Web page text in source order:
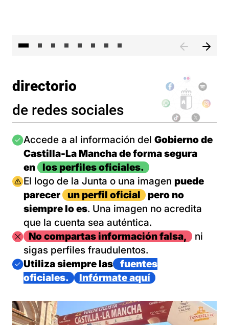
directorio
de redes sociales
Imagen
Accede a al información del Gobierno de
Castilla-La Mancha de forma segura
en
los perfiles oficiales.
Imagen
El logo de la Junta o una imagen puede
parecer
un perfil oficial
pero no
siempre lo es. Una imagen no acredita
que la cuenta sea auténtica.
ImagenNo compartas información falsa,
ni
sigas perfiles fraudulentos.
Imagen
Utiliza siempre las
fuentes
oficiales.
Infórmate aquí